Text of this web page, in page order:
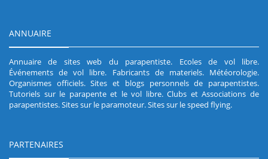
ANNUAIRE
Annuaire de sites web du parapentiste. Ecoles de vol libre.
Événements de vol libre. Fabricants de materiels. Météorologie.
Organismes officiels.Sites et blogs personnels de parapentistes.
Tutoriels sur le parapente et le vol libre.Clubs et Associations de
parapentistes.Sites sur le paramoteur.Sites sur le speed flying.
PARTENAIRES